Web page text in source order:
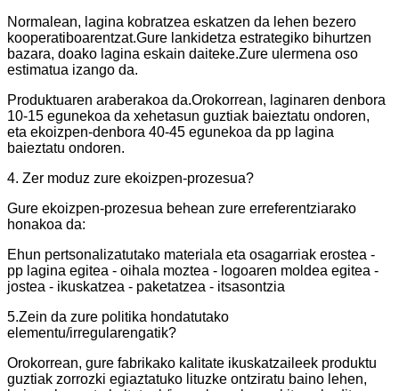
Normalean, lagina kobratzea eskatzen da lehen bezero
kooperatiboarentzat.Gure lankidetza estrategiko bihurtzen
bazara, doako lagina eskain daiteke.Zure ulermena oso
estimatua izango da.
Produktuaren araberakoa da.Orokorrean, laginaren denbora
10-15 egunekoa da xehetasun guztiak baieztatu ondoren,
eta ekoizpen-denbora 40-45 egunekoa da pp lagina
baieztatu ondoren.
4. Zer moduz zure ekoizpen-prozesua?
Gure ekoizpen-prozesua behean zure erreferentziarako
honakoa da:
Ehun pertsonalizatutako materiala eta osagarriak erostea -
pp lagina egitea - oihala moztea - logoaren moldea egitea -
jostea - ikuskatzea - ​​paketatzea - ​​itsasontzia
5.Zein da zure politika hondatutako
elementu/irregularengatik?
Orokorrean, gure fabrikako kalitate ikuskatzaileek produktu
guztiak zorrozki egiaztatuko lituzke ontziratu baino lehen,